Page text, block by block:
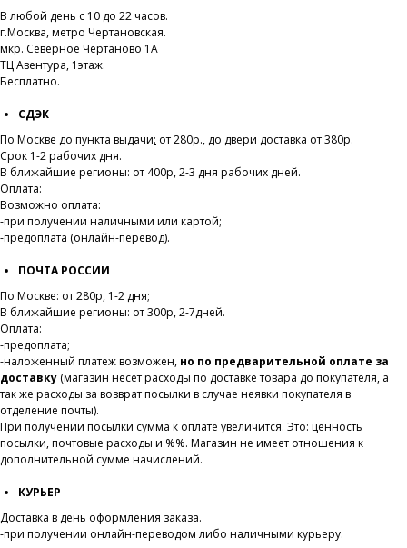
В любой день с 10 до 22 часов.
г.Москва, метро Чертановская.
мкр. Северное Чертаново 1А
ТЦ Авентура, 1этаж.
Бесплатно.
СДЭК
По Москве до пункта выдачи: от 280р., до двери доставка от 380р.
Срок 1-2 рабочих дня.
В ближайшие регионы: от 400р, 2-3 дня рабочих дней.
Оплата:
Возможно оплата:
-при получении наличными или картой;
-предоплата (онлайн-перевод).
ПОЧТА РОССИИ
По Москве: от 280р, 1-2 дня;
В ближайшие регионы: от 300р, 2-7дней.
Оплата:
-предоплата;
-наложенный платеж возможен, но по предварительной оплате за
доставку (магазин несет расходы по доставке товара до покупателя, а
так же расходы за возврат посылки в случае неявки покупателя в
отделение почты).
При получении посылки сумма к оплате увеличится. Это: ценность
посылки, почтовые расходы и %%. Магазин не имеет отношения к
дополнительной сумме начислений.
КУРЬЕР
Доставка в день оформления заказа.
-при получении онлайн-переводом либо наличными курьеру.